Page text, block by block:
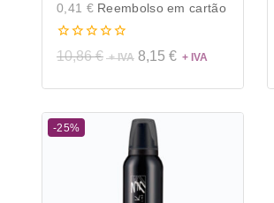
0,41 €Reembolso em cartão
0
de
10,86€ 8,15 €
-25%